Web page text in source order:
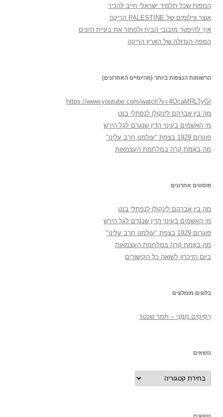
המפות שכל תלמיד ישראלי חייב להכיר
אוצר צילומים של PALESTINE הריקה
איך להיפטר מזבובי הבית ולפתור את בעיית היונים
המפה הגדולה של הארץ הריקה
הרשומות הנצפות ביותר (מהיומיים האחרונים)
https://www.youtube.com/watch?v=4OcaMRLTyGI
מה בין אברהם לינקולן לנפתלי בנט
מי האשמים בעינוי הדין שנגרם לגל הירש
פוגרום 1929 בצפת "עולמנו חרב עלינו"
מה באמת קרה במלחמת העצמאות
פוסטים אחרונים
מה בין אברהם לינקולן לנפתלי בנט
מי האשמים בעינוי הדין שנגרם לגל הירש
פוגרום 1929 בצפת "עולמנו חרב עלינו"
מה באמת קרה במלחמת העצמאות
ביום הזיכרון לשואה כל הקישורים
בלוגים מומלצים
רְסִיסִים מִמֶנִי – תמר שכטר
נושאים
נושאים